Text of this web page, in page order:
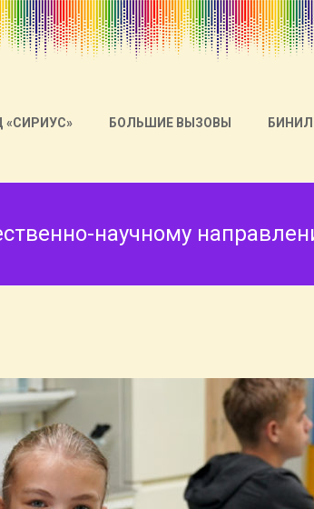
«СИРИУС» БОЛЬШИЕ ВЫЗОВЫ
научному